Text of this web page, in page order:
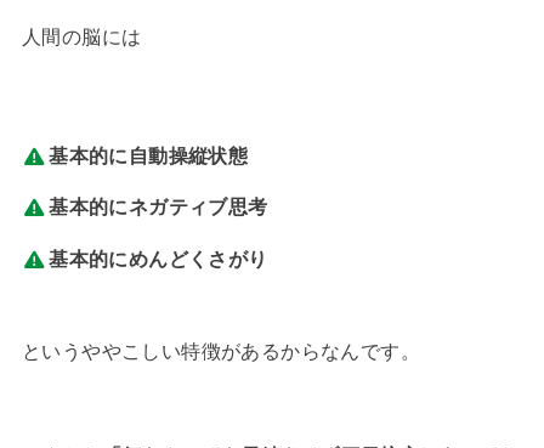
人間の脳には
基本的に自動操縦状態
基本的にネガティブ思考
基本的にめんどくさがり
というややこしい特徴があるからなんです。